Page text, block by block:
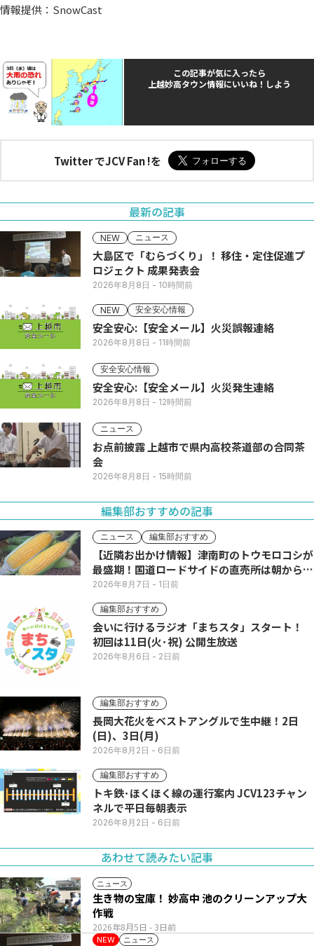
情報提供：SnowCast
この記事が気に入ったら
上越妙高タウン情報にいいね！しよう
Twitter でJCV Fan !を
最新の記事
NEW ニュース
大島区で「むらづくり」！ 移住・定住促進プ
ロジェクト 成果発表会
2026年8月8日 - 10時間前
NEW 安全安心情報
安全安心:【安全メール】火災誤報連絡
2026年8月8日 - 11時間前
安全安心情報
安全安心:【安全メール】火災発生連絡
2026年8月8日 - 12時間前
ニュース
お点前披露 上越市で県内高校茶道部の合同茶
会
2026年8月8日 - 15時間前
編集部おすすめの記事
ニュース 編集部おすすめ
【近隣お出かけ情報】津南町のトウモロコシが
最盛期！国道ロードサイドの直売所は朝から長
い列
2026年8月7日 - 1日前
編集部おすすめ
会いに行けるラジオ「まちスタ」スタート！
初回は11日(火･祝) 公開生放送
2026年8月6日 - 2日前
編集部おすすめ
長岡大花火をベストアングルで生中継！2日
(日)、3日(月)
2026年8月2日 - 6日前
編集部おすすめ
トキ鉄･ほくほく線の運行案内 JCV123チャン
ネルで平日毎朝表示
2026年8月2日 - 6日前
あわせて読みたい記事
ニュース
2026年8月5日 - 3日前
生き物の宝庫！ 妙高中 池のクリーンアップ大
作戦
NEW ニュース